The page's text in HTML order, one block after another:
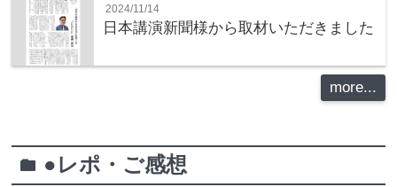
2024/11/14
日本講演新聞様から取材いただきました
more...
folder ●レポ・ご感想